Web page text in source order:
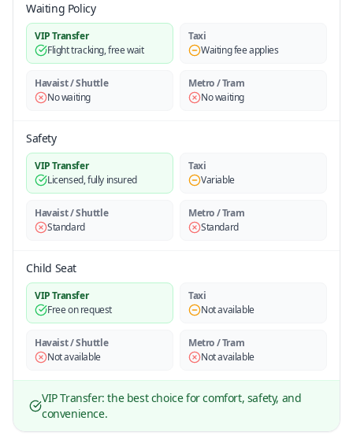
Waiting Policy
VIP Transfer
Flight tracking, free wait
Taxi
Waiting fee applies
Havaist / Shuttle
No waiting
Metro / Tram
No waiting
Safety
VIP Transfer
Licensed, fully insured
Taxi
Variable
Havaist / Shuttle
Standard
Metro / Tram
Standard
Child Seat
VIP Transfer
Free on request
Taxi
Not available
Havaist / Shuttle
Not available
Metro / Tram
Not available
VIP Transfer: the best choice for comfort, safety, and
convenience.